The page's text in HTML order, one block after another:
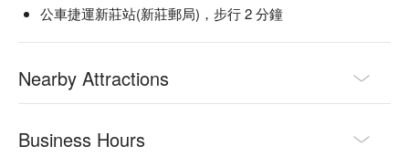
公車捷運新莊站(新莊郵局)，步行 2 分鐘
Nearby Attractions
Business Hours